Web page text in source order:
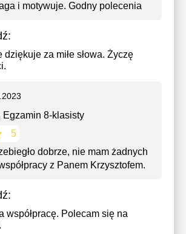
i motywuje. Godny polecenia
dziękuje za miłe słowa. Życzę
Egzamin 8-klasisty
5
dobrze, nie mam żadnych
z Panem Krzysztofem.
współpracę. Polecam się na